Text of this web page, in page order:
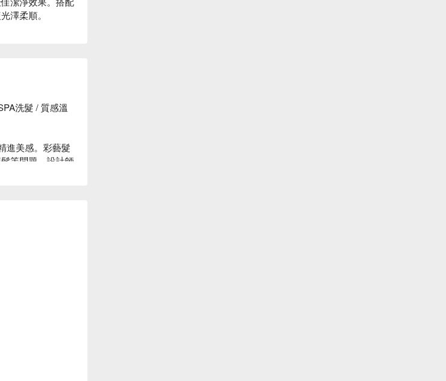
澤柔順。
洗髮 / 質感溫
進美感。彩藝髮
等問題，設計師